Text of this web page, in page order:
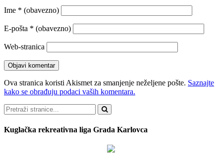
Ime * (obavezno)
E-pošta * (obavezno)
Web-stranica
Ova stranica koristi Akismet za smanjenje neželjene pošte. Saznajte
kako se obrađuju podaci vaših komentara.
Pretraži
Kuglačka rekreativna liga Grada Karlovca